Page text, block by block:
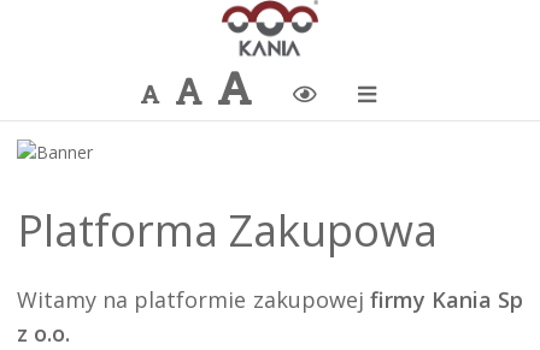
DomyślnaWiększa
czcionkaczcionka Zmiana
Platforma Zakupowa
Witamy na platformie zakupowej firmy Kania Sp
z o.o.